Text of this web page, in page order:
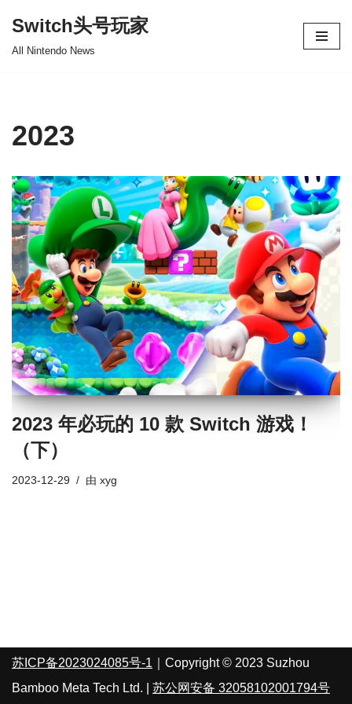
Switch头号玩家
All Nintendo News
2023
2023 年必玩的 10 款 Switch 游戏！
（下）
2023-12-29 由 xyg
苏ICP备2023024085号-1 ｜Copyright © 2023 Suzhou
Bamboo Meta Tech Ltd. | 苏公网安备 32058102001794号